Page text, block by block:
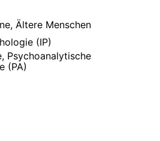
Ältere Menschen
(IP)
Psychoanalytische
(PA)